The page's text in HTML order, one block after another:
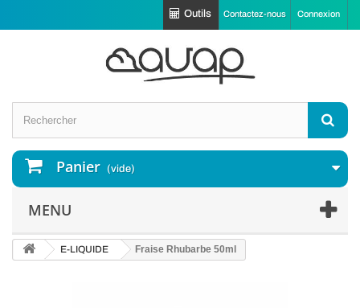
Connexion
Contactez-nous
Outils
Panier (vide)
MENU
E-LIQUIDE Fraise Rhubarbe 50ml